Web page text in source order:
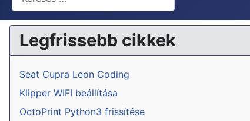
Legfrissebb cikkek
Seat Cupra Leon Coding
Klipper WIFI beállítása
OctoPrint Python3 frissítése